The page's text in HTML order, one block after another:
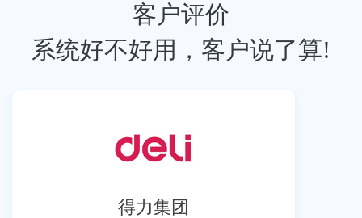
客户评价
系统好不好用，客户说了算!
得力集团